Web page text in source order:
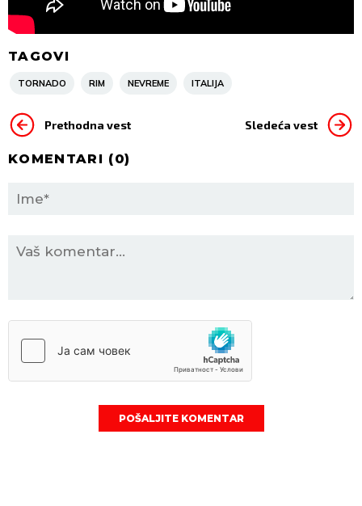
TAGOVI
TORNADO RIM NEVREME ITALIJA
Prethodna vest Sledeća vest
KOMENTARI (0)
POŠALJITE KOMENTAR